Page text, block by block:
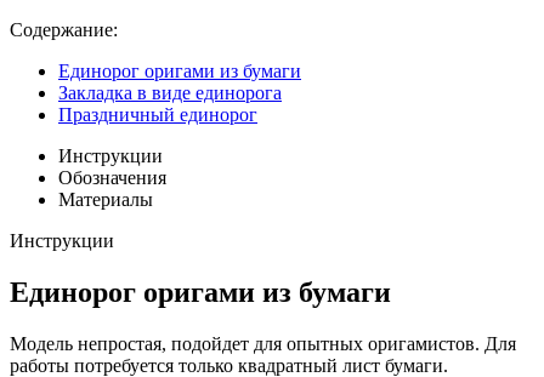
Содержание:
Единорог оригами из бумаги
Закладка в виде единорога
Праздничный единорог
Инструкции
Обозначения
Материалы
Инструкции
Единорог оригами из бумаги
Модель непростая, подойдет для опытных оригамистов. Для
работы потребуется только квадратный лист бумаги.